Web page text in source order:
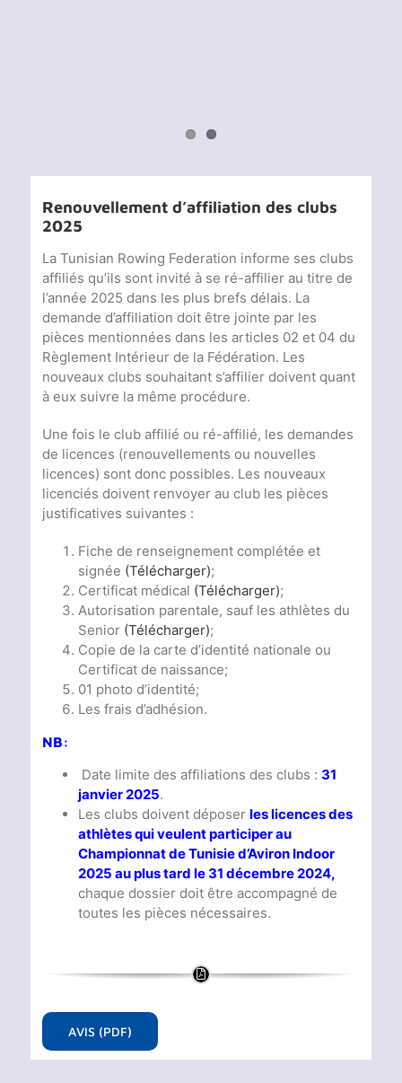
Renouvellement d’affiliation des clubs
2025
La Tunisian Rowing Federation informe ses clubs
affiliés qu’ils sont invité à se ré-affilier au titre de
l’année 2025 dans les plus brefs délais. La
demande d’affiliation doit être jointe par les
pièces mentionnées dans les articles 02 et 04 du
Règlement Intérieur de la Fédération. Les
nouveaux clubs souhaitant s’affilier doivent quant
à eux suivre la même procédure.
Une fois le club affilié ou ré-affilié, les demandes
de licences (renouvellements ou nouvelles
licences) sont donc possibles. Les nouveaux
licenciés doivent renvoyer au club les pièces
justificatives suivantes :
Fiche de renseignement complétée et
signée (Télécharger);
Certificat médical (Télécharger);
Autorisation parentale, sauf les athlètes du
Senior (Télécharger);
Copie de la carte d’identité nationale ou
Certificat de naissance;
01 photo d’identité;
Les frais d’adhésion.
NB:
Date limite des affiliations des clubs :31
janvier 2025.
Les clubs doivent déposerles licences des
athlètes qui veulent participer au
Championnat de Tunisie d’Aviron Indoor
2025 au plus tard le 31 décembre 2024,
chaque dossier doit être accompagné de
toutes les pièces nécessaires.
AVIS (PDF)